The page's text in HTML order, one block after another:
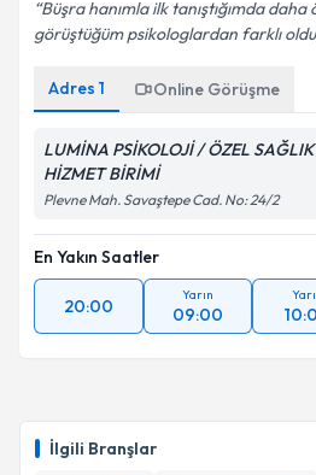
İlgili Branşlar
Büşra hanımla ilk tanıştığımda daha
görüştüğüm psikologlardan farklı
Adres 1 Online Görüşme
LUMİNA PSİKOLOJİ / ÖZEL
HİZMET BİRİMİ
Plevne Mah. Savaştepe Cad. No: 24/2
En Yakın Saatler
20:00
Yarın
09:00